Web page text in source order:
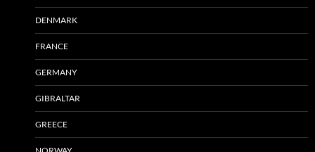
DENMARK
FRANCE
GERMANY
GIBRALTAR
GREECE